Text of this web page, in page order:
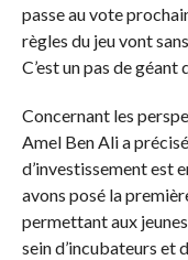
passe au vote
règles du jeu vont
C’est un pas de géant
Concernant les
Amel Ben Ali a
d’investissement est
avons posé la
permettant aux
sein d’incubateurs et